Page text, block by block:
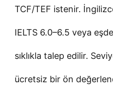
TCF/TEF istenir.
IELTS 6.0–6.5 veya
sıklıkla talep edilir.
ücretsiz bir ön